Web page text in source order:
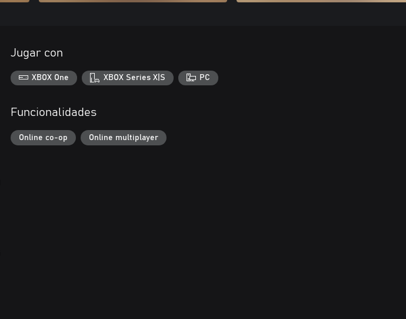
Jugar con
XBOX One XBOX Series X|S PC
Funcionalidades
Online co-op Online multiplayer